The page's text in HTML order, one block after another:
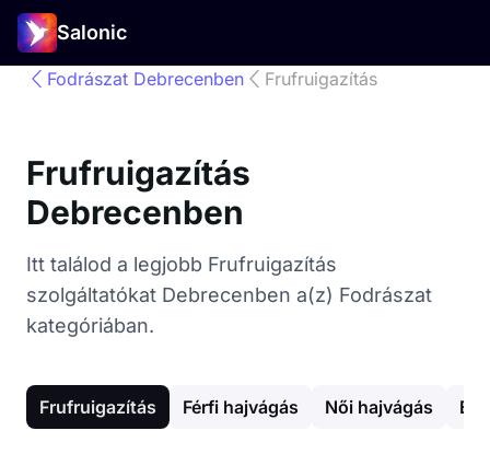
Salonic
Fodrászat Debrecenben Frufruigazítás
Frufruigazítás
Debrecenben
Itt találod a legjobb Frufruigazítás
szolgáltatókat Debrecenben a(z) Fodrászat
kategóriában.
Frufruigazítás Férfi hajvágás Női hajvágás